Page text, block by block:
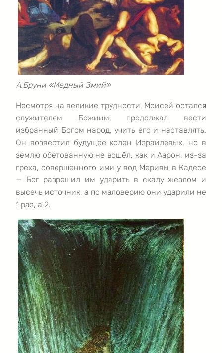
А.Бруни «Медный Змий»
Несмотря на великие трудности, Моисей остался
служителем Божиим, продолжал вести
избранный Богом народ, учить его и наставлять.
Он возвестил будущее колен Израилевых, но в
землю обетованную не вошёл, как и Аарон, из-за
греха, совершённого ими у вод Меривы в Кадесе
— Бог разрешил им ударить в скалу жезлом и
высечь источник, а по маловерию они ударили не
1 раз, а 2.